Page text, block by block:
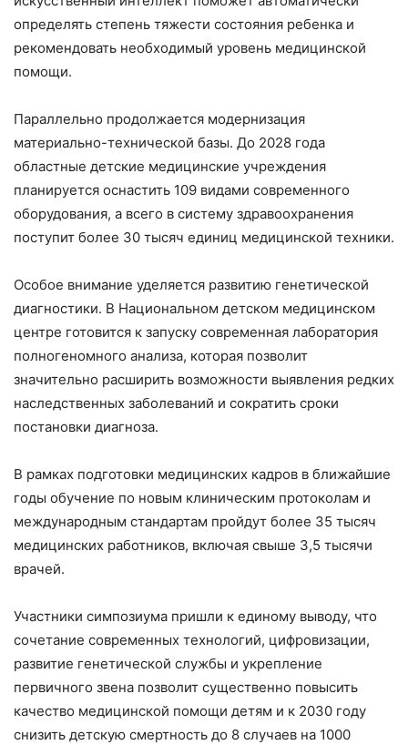
определять степень тяжести состояния ребенка и
рекомендовать необходимый уровень медицинской
помощи.
Параллельно продолжается модернизация
материально-технической базы. До 2028 года
областные детские медицинские учреждения
планируется оснастить 109 видами современного
оборудования, а всего в систему здравоохранения
поступит более 30 тысяч единиц медицинской техники.
Особое внимание уделяется развитию генетической
диагностики. В Национальном детском медицинском
центре готовится к запуску современная лаборатория
полногеномного анализа, которая позволит
значительно расширить возможности выявления редких
наследственных заболеваний и сократить сроки
постановки диагноза.
В рамках подготовки медицинских кадров в ближайшие
годы обучение по новым клиническим протоколам и
международным стандартам пройдут более 35 тысяч
медицинских работников, включая свыше 3,5 тысячи
врачей.
Участники симпозиума пришли к единому выводу, что
сочетание современных технологий, цифровизации,
развитие генетической службы и укрепление
первичного звена позволит существенно повысить
качество медицинской помощи детям и к 2030 году
снизить детскую смертность до 8 случаев на 1000